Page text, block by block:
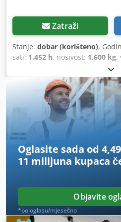
Zatraži
Stanje: dobar (korišteno),
sati: 1.452 h, nosivost: 1.600 kg,
,
masa:850 kg, prijeđeni
Oglasite sada od
11 milijuna kupaca
Objavite
*po oglasu/mjesečno